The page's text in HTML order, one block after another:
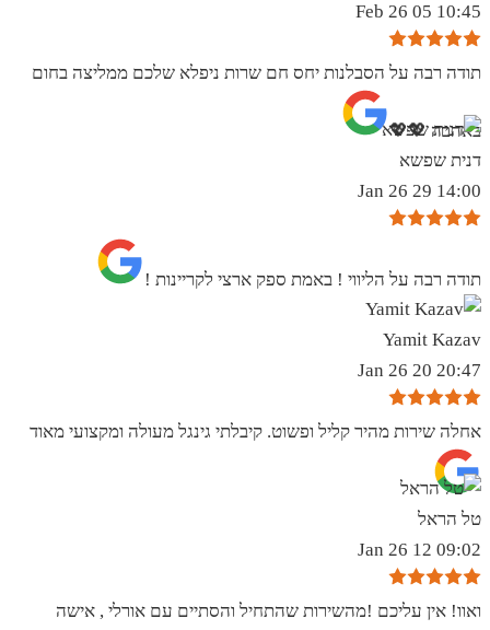
10:45 05 Feb 26
תודה רבה על הסבלנות יחס חם שרות ניפלא שלכם ממליצה בחום
באהבה 💖💖
דנית שפשא
14:00 29 Jan 26
תודה רבה על הליווי ! באמת ספק ארצי לקריינות !
Yamit Kazav
20:47 20 Jan 26
אחלה שירות מהיר קליל ופשוט. קיבלתי גינגל מעולה ומקצועי מאוד
טל הראל
09:02 12 Jan 26
ואוו! אין עליכם !מהשירות שהתחיל והסתיים עם אורלי , אישה